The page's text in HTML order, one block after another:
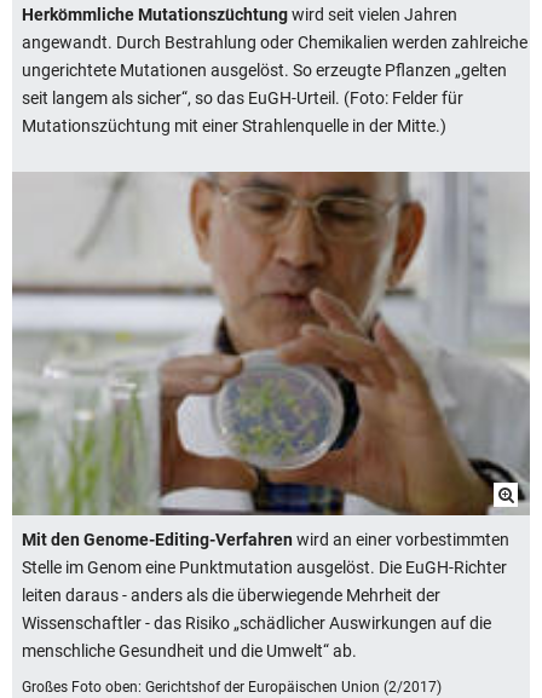
Herkömmliche Mutationszüchtungwird seit vielen Jahren
angewandt. Durch Bestrahlung oder Chemikalien werden zahlreiche
ungerichtete Mutationen ausgelöst. So erzeugte Pflanzen „gelten
seit langem als sicher“, so das EuGH-Urteil. (Foto: Felder für
Mutationszüchtung mit einer Strahlenquelle in der Mitte.)
Mit den Genome-Editing-Verfahrenwird an einer vorbestimmten
Stelle im Genom eine Punktmutation ausgelöst. Die EuGH-Richter
leiten daraus - anders als die überwiegende Mehrheit der
Wissenschaftler - das Risiko „schädlicher Auswirkungen auf die
menschliche Gesundheit und die Umwelt“ ab.
Großes Foto oben: Gerichtshof der Europäischen Union (2/2017)